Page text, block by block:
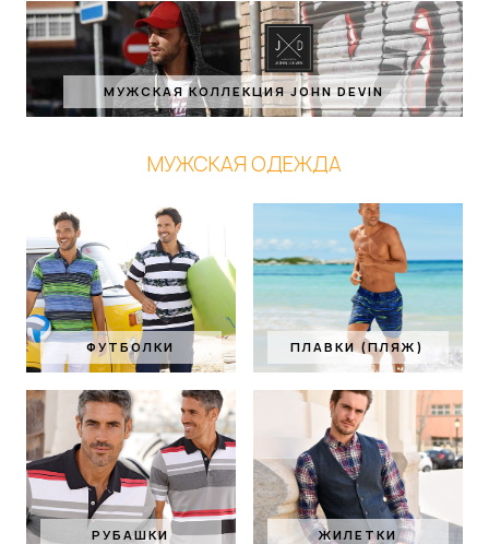
МУЖСКАЯ КОЛЛЕКЦИЯ JOHN DEVIN
МУЖСКАЯ ОДЕЖДА
ФУТБОЛКИ ПЛАВКИ (ПЛЯЖ)
РУБАШКИ ЖИЛЕТКИ